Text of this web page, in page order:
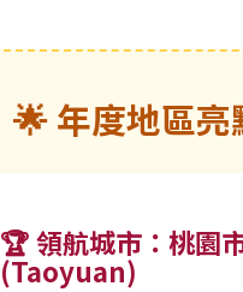
🌟 年度地區亮
🏆 領航城市：桃園
(Taoyuan)